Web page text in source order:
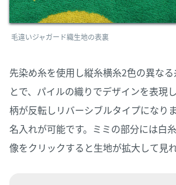
毛違いジャガード織生地の表裏
先染め糸を使用し縦糸横糸2色の異な
とで、パイルの織りでデザインを表現
柄が反転しリバーシブルタイプになり
名入れが可能です。ミミの部分には白
像をクリックすると生地が拡大して見れ